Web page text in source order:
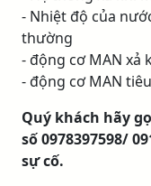
- Nhiệt độ của
thường
- động cơ MAN xả
- động cơ MAN
Quý khách hãy
số 0978397598/
sự cố.